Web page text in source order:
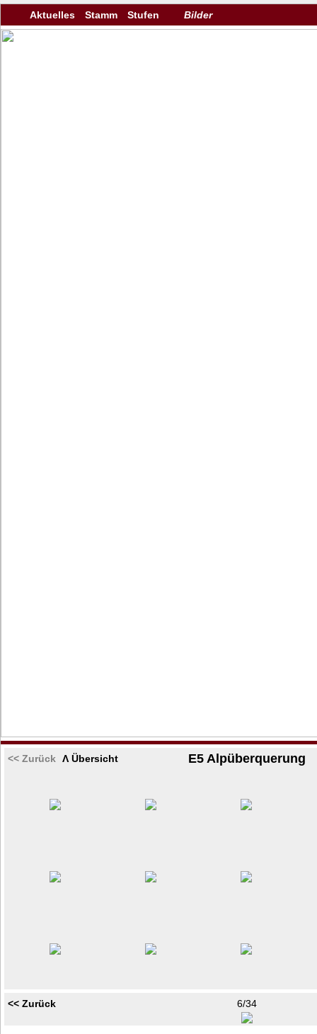
Aktuelles Stamm Stufen Bilder
<< Zurück Λ Übersicht E5 Alpüberquerung
<< Zurück 6/34